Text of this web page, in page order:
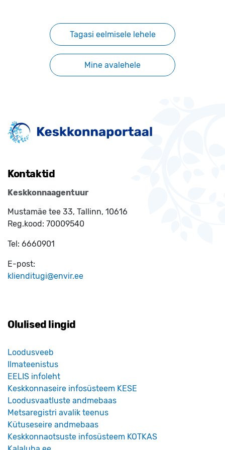
Tagasi eelmisele lehele
Mine avalehele
Kontaktid
Keskkonnaagentuur
Mustamäe tee 33, Tallinn, 10616
Reg.kood: 70009540
Tel: 6660901
E-post:
klienditugi@envir.ee
Olulised lingid
Loodusveeb
Ilmateenistus
EELIS infoleht
Keskkonnaseire infosüsteem KESE
Loodusvaatluste andmebaas
Metsaregistri avalik teenus
Kütuseseire andmebaas
Keskkonnaotsuste infosüsteem KOTKAS